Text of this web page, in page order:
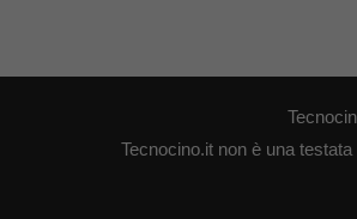
Tecnocino.it non è una